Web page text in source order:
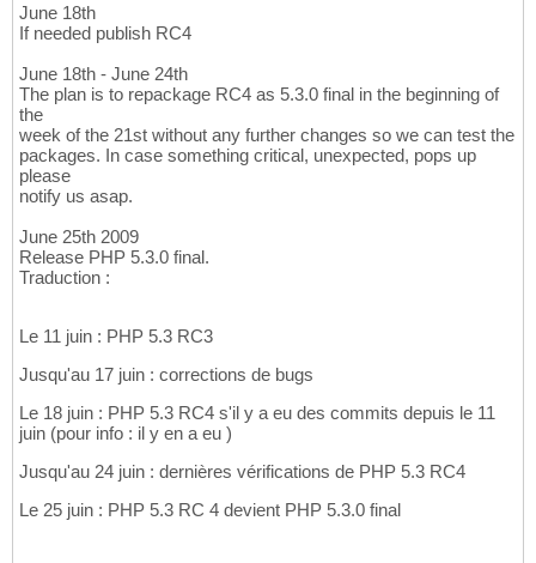
June 18th
If needed publish RC4
June 18th - June 24th
The plan is to repackage RC4 as 5.3.0 final in the beginning of
the
week of the 21st without any further changes so we can test the
packages. In case something critical, unexpected, pops up
please
notify us asap.
June 25th 2009
Release PHP 5.3.0 final.
Traduction :
Le 11 juin : PHP 5.3 RC3
Jusqu'au 17 juin : corrections de bugs
Le 18 juin : PHP 5.3 RC4 s'il y a eu des commits depuis le 11
juin (pour info : il y en a eu )
Jusqu'au 24 juin : dernières vérifications de PHP 5.3 RC4
Le 25 juin : PHP 5.3 RC 4 devient PHP 5.3.0 final